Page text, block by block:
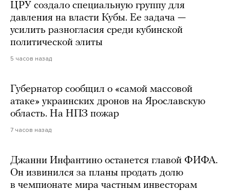
ЦРУ создало специальную группу для
давления на власти Кубы. Ее задача —
усилить разногласия среди кубинской
политической элиты
5 часов назад
Губернатор сообщил о «самой массовой
атаке» украинских дронов на Ярославскую
область. На НПЗ пожар
7 часов назад
Джанни Инфантино останется главой ФИФА.
Он извинился за планы продать долю
в чемпионате мира частным инвесторам